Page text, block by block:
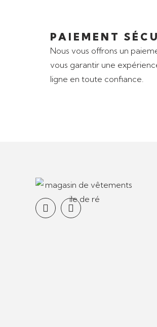
PAIEMENT
Nous vous offrons un
vous garantir une
ligne en toute confiance.